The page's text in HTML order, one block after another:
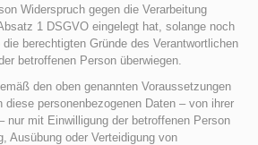
Widerspruch gegen die Verarbeitung
1 DSGVO eingelegt hat, solange noch
berechtigten Gründe des Verantwortlichen
betroffenen Person überwiegen.
den oben genannten Voraussetzungen
diese personenbezogenen Daten – von ihrer
nur mit Einwilligung der betroffenen Person
Ausübung oder Verteidigung von